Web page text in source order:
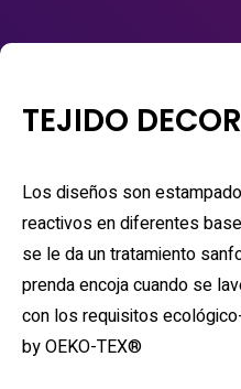
TEJIDO
Los diseños son
reactivos en diferentes
se le da un tratamiento
prenda encoja cuando se
con los requisitos
by OEKO-TEX®